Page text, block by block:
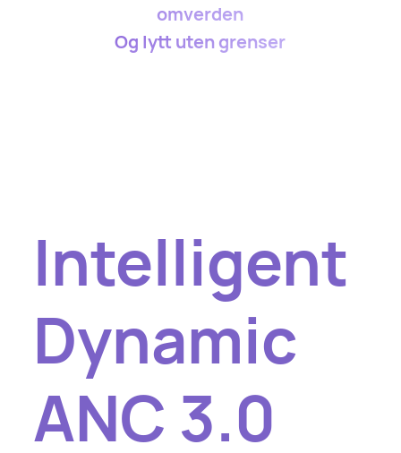
omverden
Og lytt uten grenser
Intelligent
Dynamic
ANC 3.0